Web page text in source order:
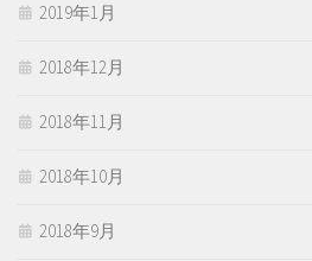
2019年1月
2018年12月
2018年11月
2018年10月
2018年9月